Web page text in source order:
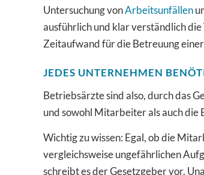
Untersuchung vonArbeitsunfällen
ausführlich und klar verständlich
Zeitaufwand für die Betreuung
JEDES UNTERNEHMEN
Betriebsärzte sind also, durch das
und sowohl Mitarbeiter als auch
Wichtig zu wissen: Egal, ob die
vergleichsweise ungefährlichen
schreibt es der Gesetzgeber vor.